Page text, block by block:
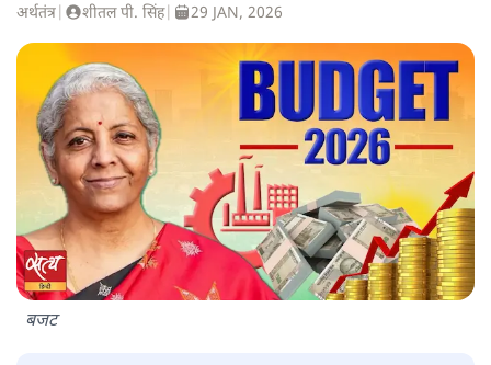
अर्थतंत्र शीतल पी. सिंह| 29 JAN, 2026
बजट